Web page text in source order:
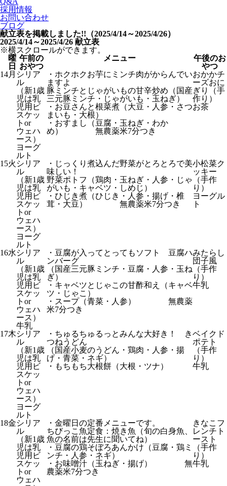
採用情報
お問い合わせ
ブログ
献立表を掲載しました!!（2025/4/14～2025/4/26）
2025/4/14～2025/4/26 献立表
※横スクロールができます。
曜
日
午前の
おやつ
メニュー
午後のお
やつ
14月 シリア
ル
（新1歳
児は乳
児用ビ
スケッ
トor
ウェハ
ース）
ヨーグ
ルト
・ホクホクお芋にミンチ肉がからんでい
ますよ
豚ミンチとじゃがいもの甘辛炒め（国産
三元豚ミンチ・じゃがいも・玉ねぎ）
・お豆さんと根菜煮（大豆・人参・さつ
まいも・大根）
・おすまし（豆腐・玉ねぎ・わか
め） 無農薬米7分つき
おかかチ
ーズおに
ぎり（手
作り）
お茶
15火 シリア
ル
（新1歳
児は乳
児用ビ
スケッ
トor
ウェハ
ース）
ヨーグ
ルト
・じっくり煮込んだ野菜がとろとろで美
味しい！
野菜ポトフ（鶏肉・玉ねぎ・人参・じゃ
がいも・キャベツ・しめじ）
・ひじき煮（ひじき・人参・揚げ・椎
茸・大豆） 無農薬米7分つき
小松菜ク
ッキー
（手作
り）
ヨーグル
ト
16水シリア
ル
（新1歳
児は乳
児用ビ
スケッ
トor
ウェハ
ース）
牛乳
・豆腐が入ってとってもソフト 豆腐ハ
ンバーグ
（国産三元豚ミンチ・豆腐・人参・玉ね
ぎ）
・キャベツとじゃこの甘酢和え（キャベ
ツ・じゃこ）
・スープ（青菜・人参） 無農薬
米7分つき
みたらし
団子風
（手作
り）
牛乳
17木シリア
ル
（新1歳
児は乳
児用ビ
スケッ
トor
ウェハ
ース）
ヨーグ
ルト
・ちゅるちゅるっとみんな大好き！ き
つねうどん
（国産小麦のうどん・鶏肉・人参・揚
げ・青菜・ネギ）
・もちもち大根餅（大根・ツナ）
ベイクド
ポテト
（手作
り）
牛乳
18金シリア
ル
（新1歳
児は乳
児用ビ
スケッ
トor
ウェハ
・金曜日の定番メニューです。
ちびっこ魚定食：焼き魚（旬の白身魚、
魚の名前は先生に聞いてね）
・豆腐の鶏そぼろあんかけ（豆腐・鶏ミ
ンチ・人参・ネギ）
・お味噌汁（玉ねぎ・揚げ） 無
農薬米7分つき
きなこフ
レンチト
ースト
（手作
り）
牛乳